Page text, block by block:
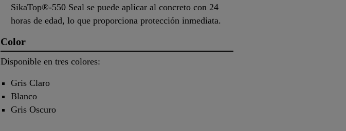
SikaTop®-550 Seal se puede aplicar al concreto con 24
horas de edad, lo que proporciona protección inmediata.
Color
Disponible en tres colores:
Gris Claro
Blanco
Gris Oscuro